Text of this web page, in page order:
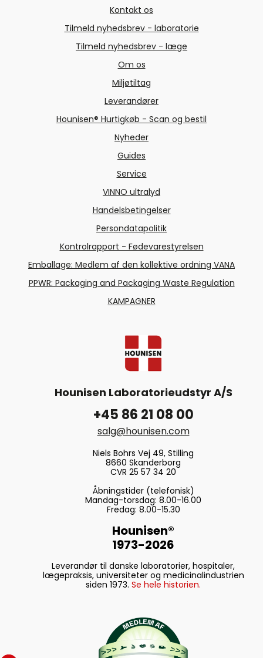
Kontakt os
Tilmeld nyhedsbrev - laboratorie
Tilmeld nyhedsbrev - læge
Om os
Miljøtiltag
Leverandører
Hounisen® Hurtigkøb - Scan og bestil
Nyheder
Guides
Service
VINNO ultralyd
Handelsbetingelser
Persondatapolitik
Kontrolrapport - Fødevarestyrelsen
Emballage: Medlem af den kollektive ordning VANA
PPWR: Packaging and Packaging Waste Regulation
KAMPAGNER
Hounisen Laboratorieudstyr A/S
+45 86 21 08 00
salg@hounisen.com
Niels Bohrs Vej 49, Stilling
8660 Skanderborg
CVR 25 57 34 20
Åbningstider (telefonisk)
Mandag-torsdag: 8.00-16.00
Fredag: 8.00-15.30
Hounisen®
1973-2026
Leverandør til danske laboratorier, hospitaler,
lægepraksis, universiteter og medicinalindustrien
siden 1973. Se hele historien.